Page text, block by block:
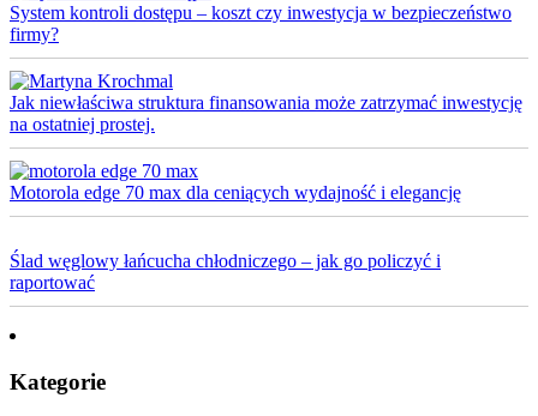
System kontroli dostępu – koszt czy inwestycja w bezpieczeństwo
firmy?
Jak niewłaściwa struktura finansowania może zatrzymać inwestycję
na ostatniej prostej.
Motorola edge 70 max dla ceniących wydajność i elegancję
Ślad węglowy łańcucha chłodniczego – jak go policzyć i
raportować
Kategorie